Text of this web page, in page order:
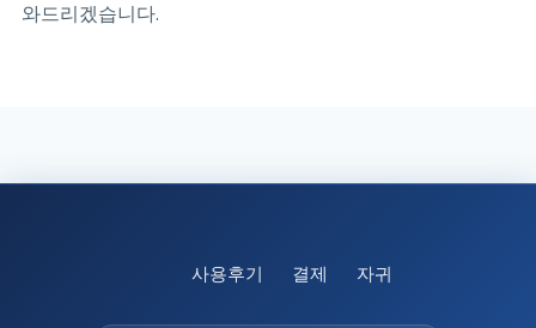
와드리겠습니다.
사용후기 결제 자귀